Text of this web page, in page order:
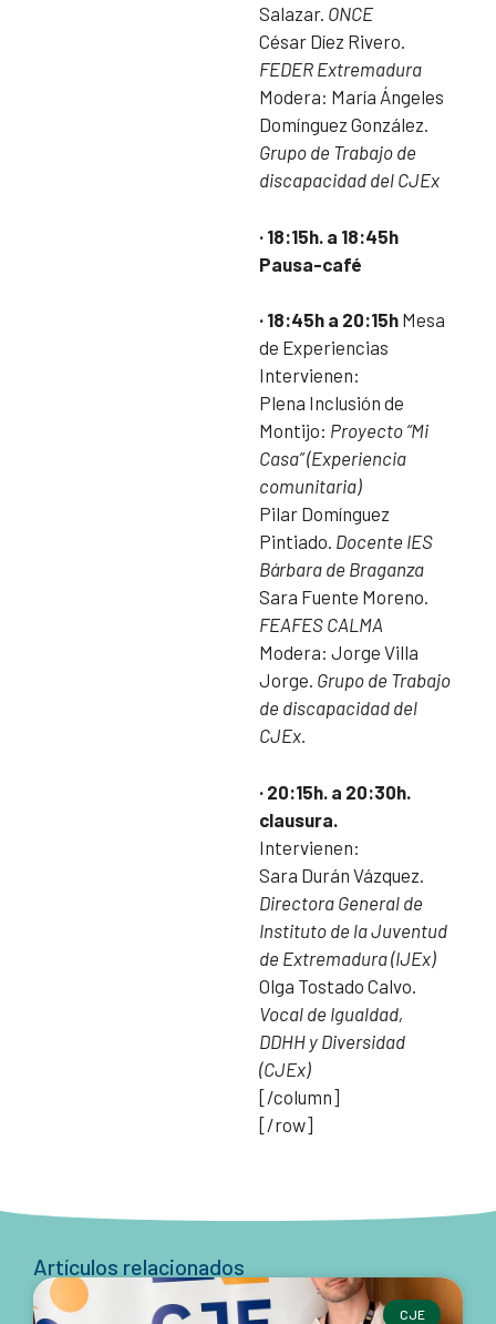
Salazar. ONCE
César Díez Rivero.
FEDER Extremadura
Modera: María Ángeles
Domínguez González.
Grupo de Trabajo de
discapacidad del CJEx
· 18:15h. a 18:45h
Pausa-café
· 18:45h a 20:15h Mesa
de Experiencias
Intervienen:
Plena Inclusión de
Montijo: Proyecto “Mi
Casa” (Experiencia
comunitaria)
Pilar Domínguez
Pintiado. Docente IES
Bárbara de Braganza
Sara Fuente Moreno.
FEAFES CALMA
Modera: Jorge Villa
Jorge. Grupo de Trabajo
de discapacidad del
CJEx.
· 20:15h. a 20:30h.
clausura.
Intervienen:
Sara Durán Vázquez.
Directora General de
Instituto de la Juventud
de Extremadura (IJEx)
Olga Tostado Calvo.
Vocal de Igualdad,
DDHH y Diversidad
(CJEx)
[/column]
[/row]
Artículos relacionados
CJE